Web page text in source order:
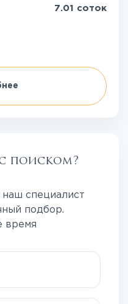
7.01 соток
с поиском?
наш специалист
подбор.
время